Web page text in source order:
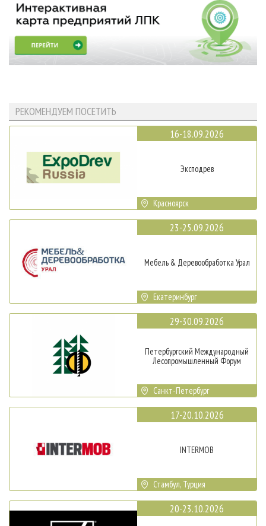
РЕКОМЕНДУЕМ ПОСЕТИТЬ
16-18.09.2026
Эксподрев
Красноярск
23-25.09.2026
Мебель & Деревообработка Урал
Екатеринбург
29-30.09.2026
Петербургский Международный
Лесопромышленный Форум
Санкт-Петербург
17-20.10.2026
INTERMOB
Стамбул, Турция
20-23.10.2026